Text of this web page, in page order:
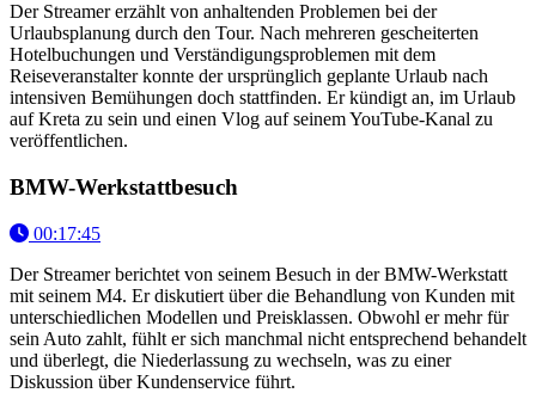
Der Streamer erzählt von anhaltenden Problemen bei der
Urlaubsplanung durch den Tour. Nach mehreren gescheiterten
Hotelbuchungen und Verständigungsproblemen mit dem
Reiseveranstalter konnte der ursprünglich geplante Urlaub nach
intensiven Bemühungen doch stattfinden. Er kündigt an, im Urlaub
auf Kreta zu sein und einen Vlog auf seinem YouTube-Kanal zu
veröffentlichen.
BMW-Werkstattbesuch
00:17:45
Der Streamer berichtet von seinem Besuch in der BMW-Werkstatt
mit seinem M4. Er diskutiert über die Behandlung von Kunden mit
unterschiedlichen Modellen und Preisklassen. Obwohl er mehr für
sein Auto zahlt, fühlt er sich manchmal nicht entsprechend behandelt
und überlegt, die Niederlassung zu wechseln, was zu einer
Diskussion über Kundenservice führt.